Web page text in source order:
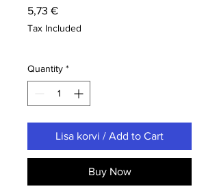
5,73 €Price
Tax Included
Quantity *
Lisa korvi / Add to Cart
Buy Now